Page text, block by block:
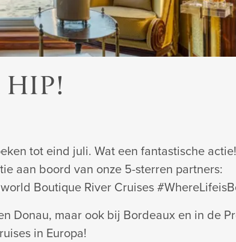
HIP!
tot eind juli. Wat een fantastische actie!
aan boord van onze 5-sterren partners:
Boutique River Cruises
Donau, maar ook bij Bordeaux en in de
in Europa!